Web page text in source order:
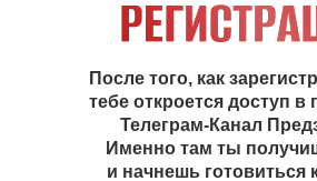
После того, как
тебе откроется доступ
Телеграм-Канал
Именно там ты
и начнешь готовиться